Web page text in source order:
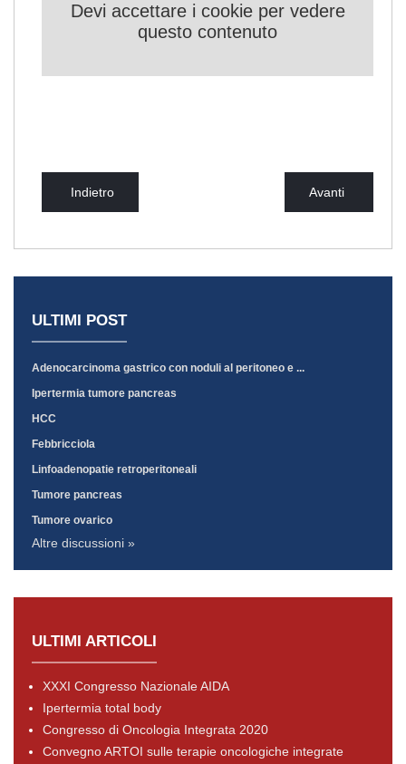
Devi accettare i cookie per vedere
questo contenuto
Indietro Avanti
ULTIMI POST
Adenocarcinoma gastrico con noduli al peritoneo e ...
Ipertermia tumore pancreas
HCC
Febbricciola
Linfoadenopatie retroperitoneali
Tumore pancreas
Tumore ovarico
Altre discussioni »
ULTIMI ARTICOLI
XXXI Congresso Nazionale AIDA
Ipertermia total body
Congresso di Oncologia Integrata 2020
Convegno ARTOI sulle terapie oncologiche integrate